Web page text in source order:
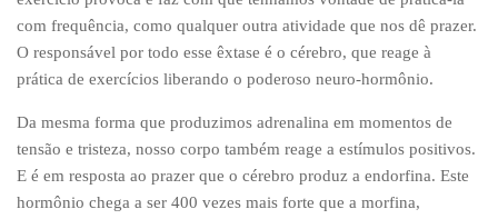
com frequência, como qualquer outra atividade que nos dê prazer.
O responsável por todo esse êxtase é o cérebro, que reage à
prática de exercícios liberando o poderoso neuro-hormônio.
Da mesma forma que produzimos adrenalina em momentos de
tensão e tristeza, nosso corpo também reage a estímulos positivos.
E é em resposta ao prazer que o cérebro produz a endorfina. Este
hormônio chega a ser 400 vezes mais forte que a morfina,